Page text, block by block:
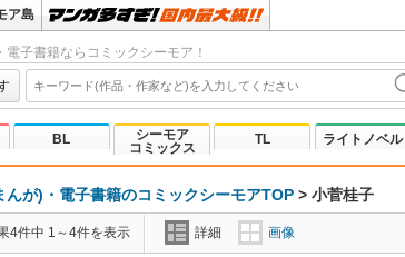
ア島
電子書籍ならコミックシーモア！
BL
シーモア
コミックス
TL ライトノベル
んが)・電子書籍のコミックシーモアTOP > 小菅桂子
4件中 1～4件を表示 詳細 画像